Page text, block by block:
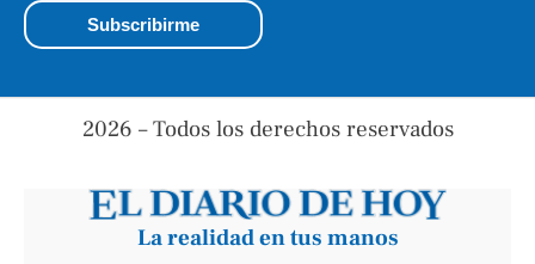
2026 – Todos los derechos reservados
La realidad en tus manos